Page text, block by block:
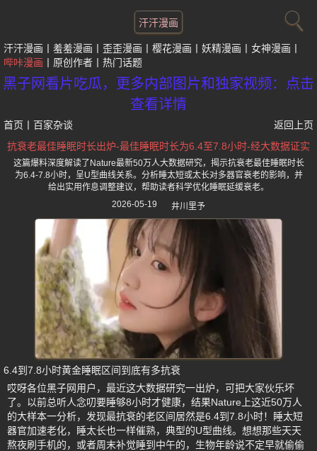
汗汗漫画
汗汗漫画 羞羞漫画 歪歪漫画 樱花漫画 妖精漫画
女神漫画
哔咔漫画
原创作者 热门话题
黑子网看片吃瓜，更多内部图片和独家视频：点击
查看详情
首页 百家杂谈
返回上页
抗衰老最佳睡眠时长出炉-最佳睡眠时长为6.4至7.8小时-经大数据证实
这篇爆料深度解读了Nature最新50万人大数据研究，揭示抗衰老最佳睡眠时长
为6.4-7.8小时，呈U型曲线关系。分析睡太短或太长对多器官衰老的影响，并
给出实用作息调整建议，帮助读者科学优化睡眠延缓衰老。
2026-05-19
井川里予
6.4到7.8小时黄金睡眠区间到底有多抗衰
哎呀各位黑子网用户，最近这大数据研究一出炉，可把大家伙乐坏
了。以前总听人念叨要睡够8小时才健康，结果Nature上这近50万人
的大样本一分析，发现最抗衰的老区间居然是6.4到7.8小时！睡太短
器官加速老化，睡太长也一样催熟，典型的U型曲线。想想那些天天
熬夜刷手机的，或者周末补觉睡到中午的，生物年龄说不定早就偷偷